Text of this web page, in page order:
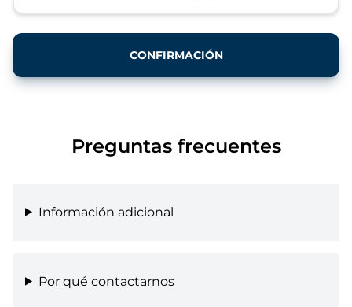
CONFIRMACIÓN
Preguntas frecuentes
Información adicional
Por qué contactarnos